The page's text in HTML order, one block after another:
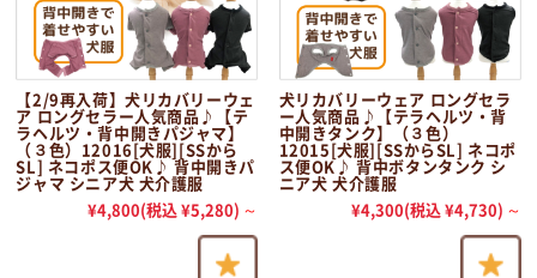
【2/9再入荷】犬リカバリーウェ
ア ロングセラー人気商品♪【テ
ラヘルツ・背中開きパジャマ】
（３色）12016[犬服][SSから
SL] ネコポス便OK♪ 背中開きパ
ジャマ シニア犬 犬介護服
¥4,800(税込 ¥5,280) ～
犬リカバリーウェア ロングセラ
ー人気商品♪【テラヘルツ・背
中開きタンク】（３色）
12015[犬服][SSからSL] ネコポ
ス便OK♪ 背中ボタンタンク シ
ニア犬 犬介護服
¥4,300(税込 ¥4,730) ～